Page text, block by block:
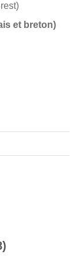
et breton)